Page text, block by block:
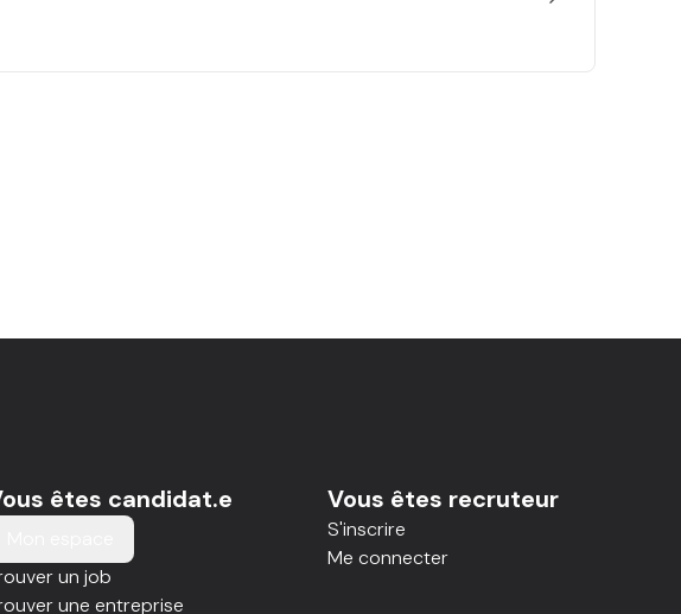
êtes candidat.e
un job
une entreprise
Vous êtes recruteur
S'inscrire
Me connecter